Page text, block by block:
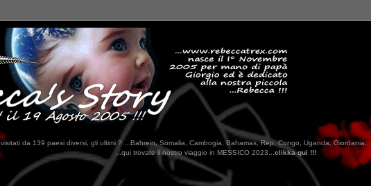
visitati da 139 paesi diversi, gli ultimi ? ...Bahrein, Somalia, Cambogia, Bahamas, Rep. Congo, Uganda, Giordania...
...qui trovate il nostro viaggio in MESSICO 2023...clikka qui !!!